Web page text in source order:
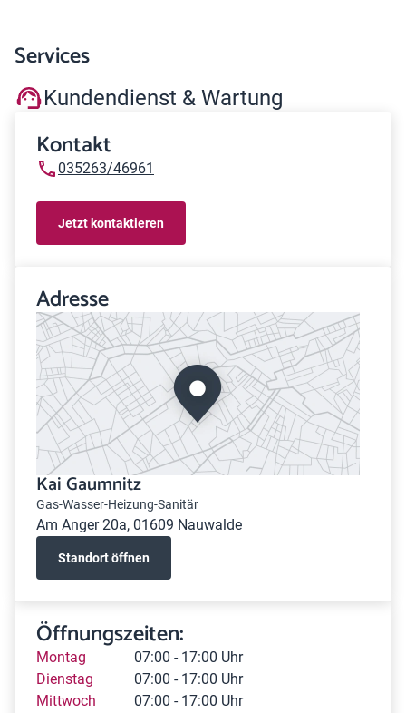
Services
Kundendienst & Wartung
Kontakt
035263/46961
Jetzt kontaktieren
Adresse
Kai Gaumnitz
Gas-Wasser-Heizung-Sanitär
Am Anger 20a, 01609 Nauwalde
Standort öffnen
Öffnungszeiten:
Montag
07:00 - 17:00 Uhr
Dienstag
07:00 - 17:00 Uhr
Mittwoch
07:00 - 17:00 Uhr